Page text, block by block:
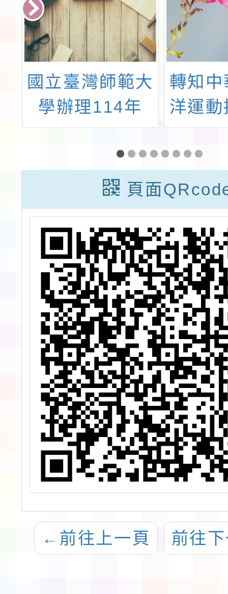
國立臺灣師範大
學辦理114年
「素養導向課室
評量資源建置暨
推廣計畫」線上
專題講座研習資
訊
轉知
洋運
114年
動研
頁面
← 前往上一頁 前往